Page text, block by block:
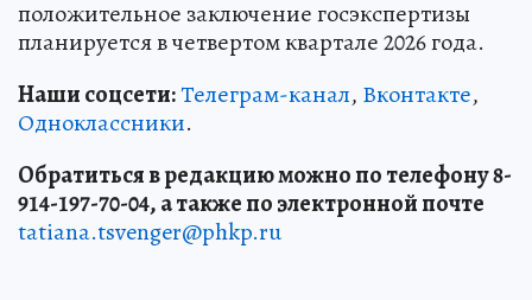
положительное заключение госэкспертизы
планируется в четвертом квартале 2026 года.
Наши соцсети:Телеграм-канал, Вконтакте,
Одноклассники.
Обратиться в редакцию можно по телефону 8-
914-197-70-04, а также по электронной почте
tatiana.tsvenger@phkp.ru